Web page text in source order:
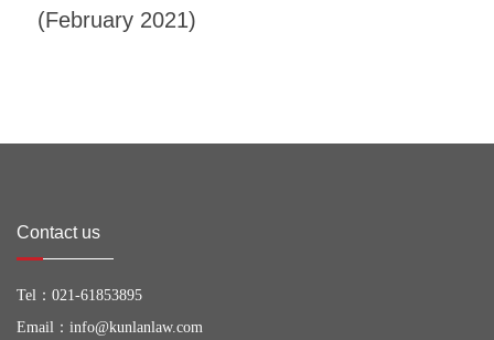
(February 2021)
Contact us
Tel： 021-61853895
Email： info@kunlanlaw.com